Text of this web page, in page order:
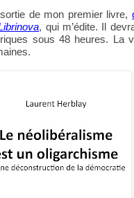
de mon premier livre,
, qui m’édite. Il
sous 48 heures. La